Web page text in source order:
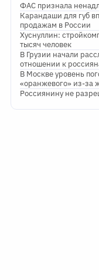
ФАС признала
Карандаши для губ
продажам в России
Хуснуллин:
тысяч человек
В Грузии начали
отношении к
В Москве уровень
«оранжевого» из-за
Россиянину не